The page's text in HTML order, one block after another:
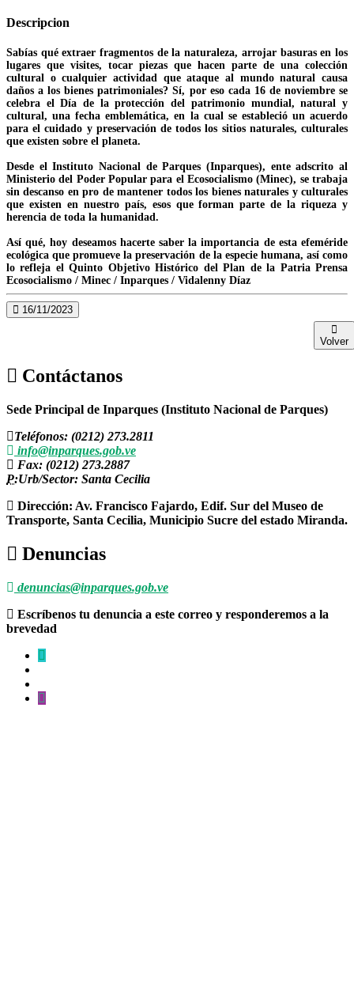
Descripcion
Sabías qué extraer fragmentos de la naturaleza, arrojar basuras en los
lugares que visites, tocar piezas que hacen parte de una colección
cultural o cualquier actividad que ataque al mundo natural causa
daños a los bienes patrimoniales? Sí, por eso cada 16 de noviembre se
celebra el Día de la protección del patrimonio mundial, natural y
cultural, una fecha emblemática, en la cual se estableció un acuerdo
para el cuidado y preservación de todos los sitios naturales, culturales
que existen sobre el planeta.
Desde el Instituto Nacional de Parques (Inparques), ente adscrito al
Ministerio del Poder Popular para el Ecosocialismo (Minec), se trabaja
sin descanso en pro de mantener todos los bienes naturales y culturales
que existen en nuestro país, esos que forman parte de la riqueza y
herencia de toda la humanidad.
Así qué, hoy deseamos hacerte saber la importancia de esta efeméride
ecológica que promueve la preservación de la especie humana, así como
lo refleja el Quinto Objetivo Histórico del Plan de la Patria Prensa
Ecosocialismo / Minec / Inparques / Vidalenny Díaz
16/11/2023
Volver
Contáctanos
Sede Principal de Inparques (Instituto Nacional de Parques)
Teléfonos: (0212) 273.2811
info@inparques.gob.ve
Fax: (0212) 273.2887
P:Urb/Sector: Santa Cecilia
Dirección: Av. Francisco Fajardo, Edif. Sur del Museo de
Transporte, Santa Cecilia, Municipio Sucre del estado Miranda.
Denuncias
denuncias@inparques.gob.ve
Escríbenos tu denuncia a este correo y responderemos a la
brevedad